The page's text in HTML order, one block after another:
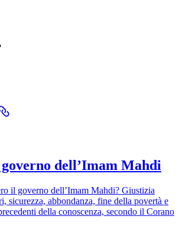
dell’Imam Mahdi
il governo dell’Imam Mahdi? Giustizia
sicurezza, abbondanza, fine della povertà e
della conoscenza, secondo il Corano